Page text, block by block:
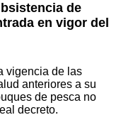
de
en vigor del
vigencia de las
anteriores a su
de pesca no
decreto.